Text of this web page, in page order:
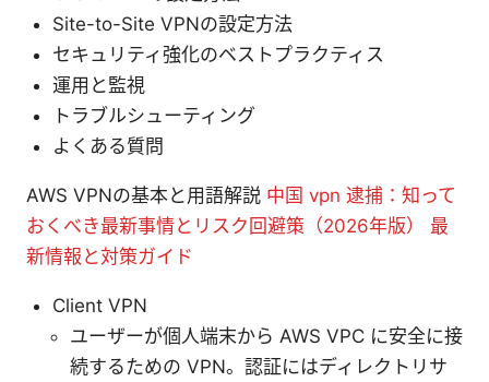
Site-to-Site VPNの設定方法
セキュリティ強化のベストプラクティス
運用と監視
トラブルシューティング
よくある質問
AWS VPNの基本と用語解説 中国 vpn 逮捕：知って
おくべき最新事情とリスク回避策（2026年版） 最
新情報と対策ガイド
Client VPN
ユーザーが個人端末から AWS VPC に安全に接
続するための VPN。認証にはディレクトリサ